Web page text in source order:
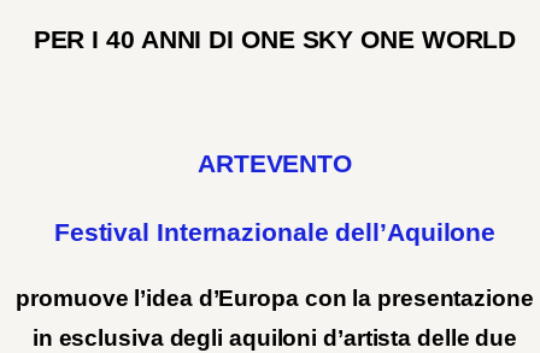
PER I 40 ANNI DI ONE SKY ONE WORLD
ARTEVENTO
Festival Internazionale dell’Aquilone
promuove l’idea d’Europa con la presentazione
in esclusiva degli aquiloni d’artista delle due